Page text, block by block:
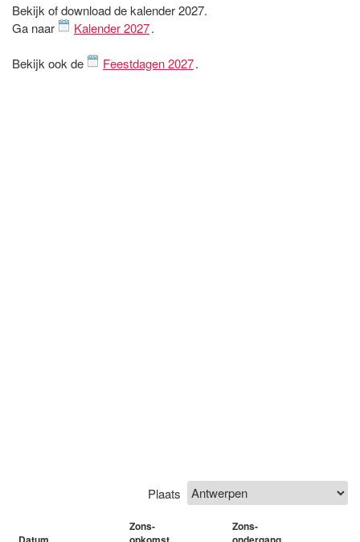
Bekijk of download de kalender 2027.
Ga naar
Kalender 2027.
Bekijk ook de Feestdagen 2027.
Plaats
Zons-
Zons-